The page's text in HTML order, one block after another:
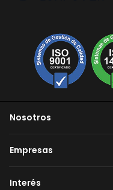
Nosotros
Empresas
Interés